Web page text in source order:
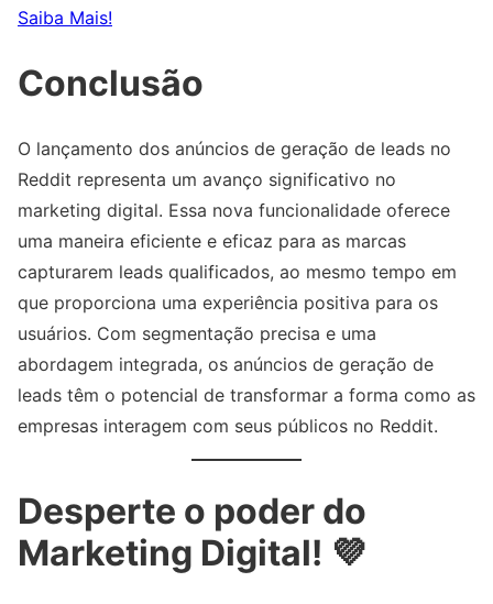
Saiba Mais!
Conclusão
O lançamento dos anúncios de geração de leads no
Reddit representa um avanço significativo no
marketing digital. Essa nova funcionalidade oferece
uma maneira eficiente e eficaz para as marcas
capturarem leads qualificados, ao mesmo tempo em
que proporciona uma experiência positiva para os
usuários. Com segmentação precisa e uma
abordagem integrada, os anúncios de geração de
leads têm o potencial de transformar a forma como as
empresas interagem com seus públicos no Reddit.
Desperte o poder do
Marketing Digital! 💜